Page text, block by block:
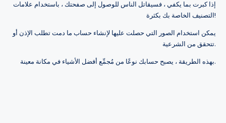
إذا كبرت بما يكفي ، فسيقاتل الناس للوصول إلى صفحتك ، باستخدام علامات
التصنيف الخاصة بك بكثرة!
يمكن استخدام الصور التي حصلت عليها لإنشاء حساب ما دمت تطلب الإذن أو
تتحقق من الشرعية.
بهذه الطريقة ، يصبح حسابك نوعًا من مُجمِّع أفضل الأشياء في مكانة معينة.